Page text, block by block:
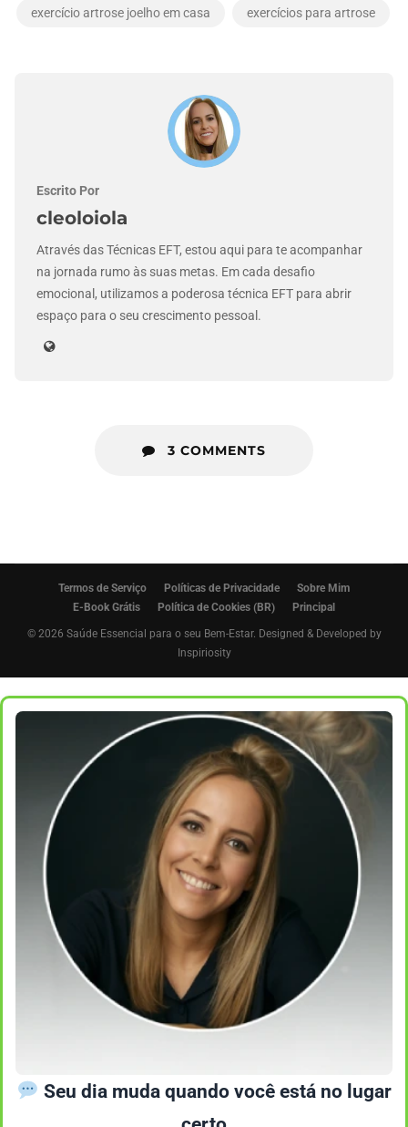
exercício artrose joelho em casa exercícios para artrose
Escrito Por
cleoloiola
Através das Técnicas EFT, estou aqui para te acompanhar
na jornada rumo às suas metas. Em cada desafio
emocional, utilizamos a poderosa técnica EFT para abrir
espaço para o seu crescimento pessoal.
3 COMMENTS
Termos de Serviço Políticas de Privacidade
Sobre Mim
E-Book Grátis
Política de Cookies (BR) Principal
© 2026 Saúde Essencial para o seu Bem-Estar. Designed & Developed by
Inspiriosity
Seu dia muda quando você está no lugar